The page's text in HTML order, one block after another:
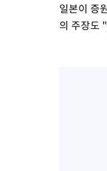
일본이 증
의 주장도